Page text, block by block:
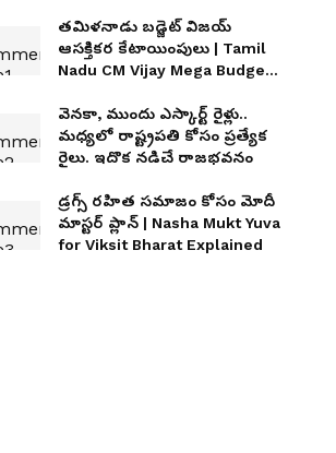
తమిళనాడు బడ్జెట్ విజయ్
ఆసక్తికర కేటాయింపులు | Tamil
Nadu CM Vijay Mega Budget
వెనకా, ముందు ఎస్కార్ట్ రైళ్లు..
మధ్యలో రాష్ట్రపతి కోసం ప్రత్యేక
రైలు. ఇదొక న‌డిచే రాజ‌భ‌వ‌నం
డ్రగ్స్ రహిత సమాజం కోసం మోదీ
మాస్టర్ ప్లాన్ | Nasha Mukt Yuva
for Viksit Bharat Explained